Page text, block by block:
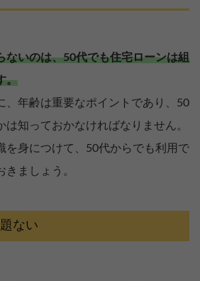
ないのは、50代でも住宅ローンは組
。
、年齢は重要なポイントであり、50
知っておかなければなりません。
を身につけて、50代からでも利用で
きましょう。
ない